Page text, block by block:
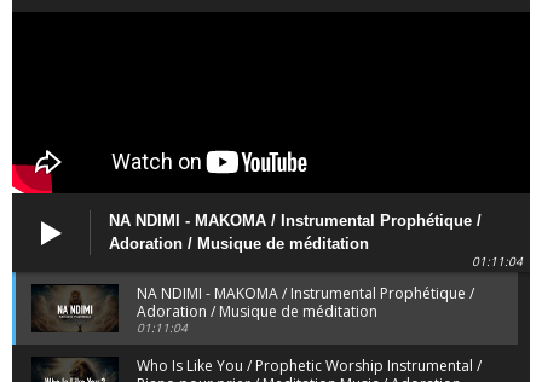
NA NDIMI - MAKOMA / Instrumental Prophétique /
Adoration / Musique de méditation
01:11:04
NA NDIMI - MAKOMA / Instrumental Prophétique /
Adoration / Musique de méditation
01:11:04
Who Is Like You / Prophetic Worship Instrumental /